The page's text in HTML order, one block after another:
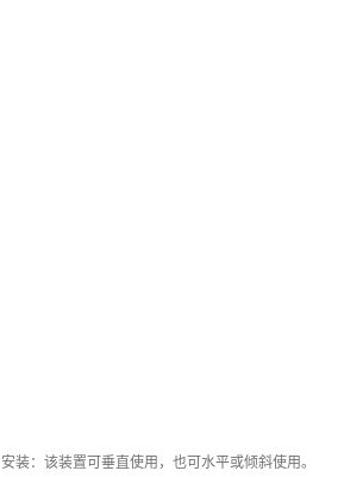
装：该装置可垂直使用，也可水平或倾斜使用。